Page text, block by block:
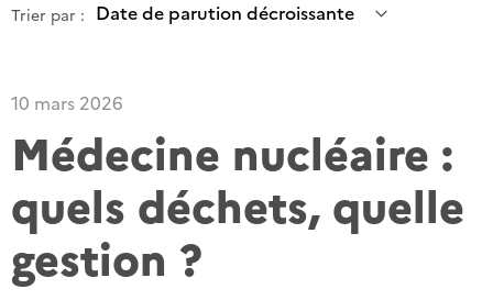
Trier par :
10 mars 2026
Médecine nucléaire :
quels déchets, quelle
gestion ?